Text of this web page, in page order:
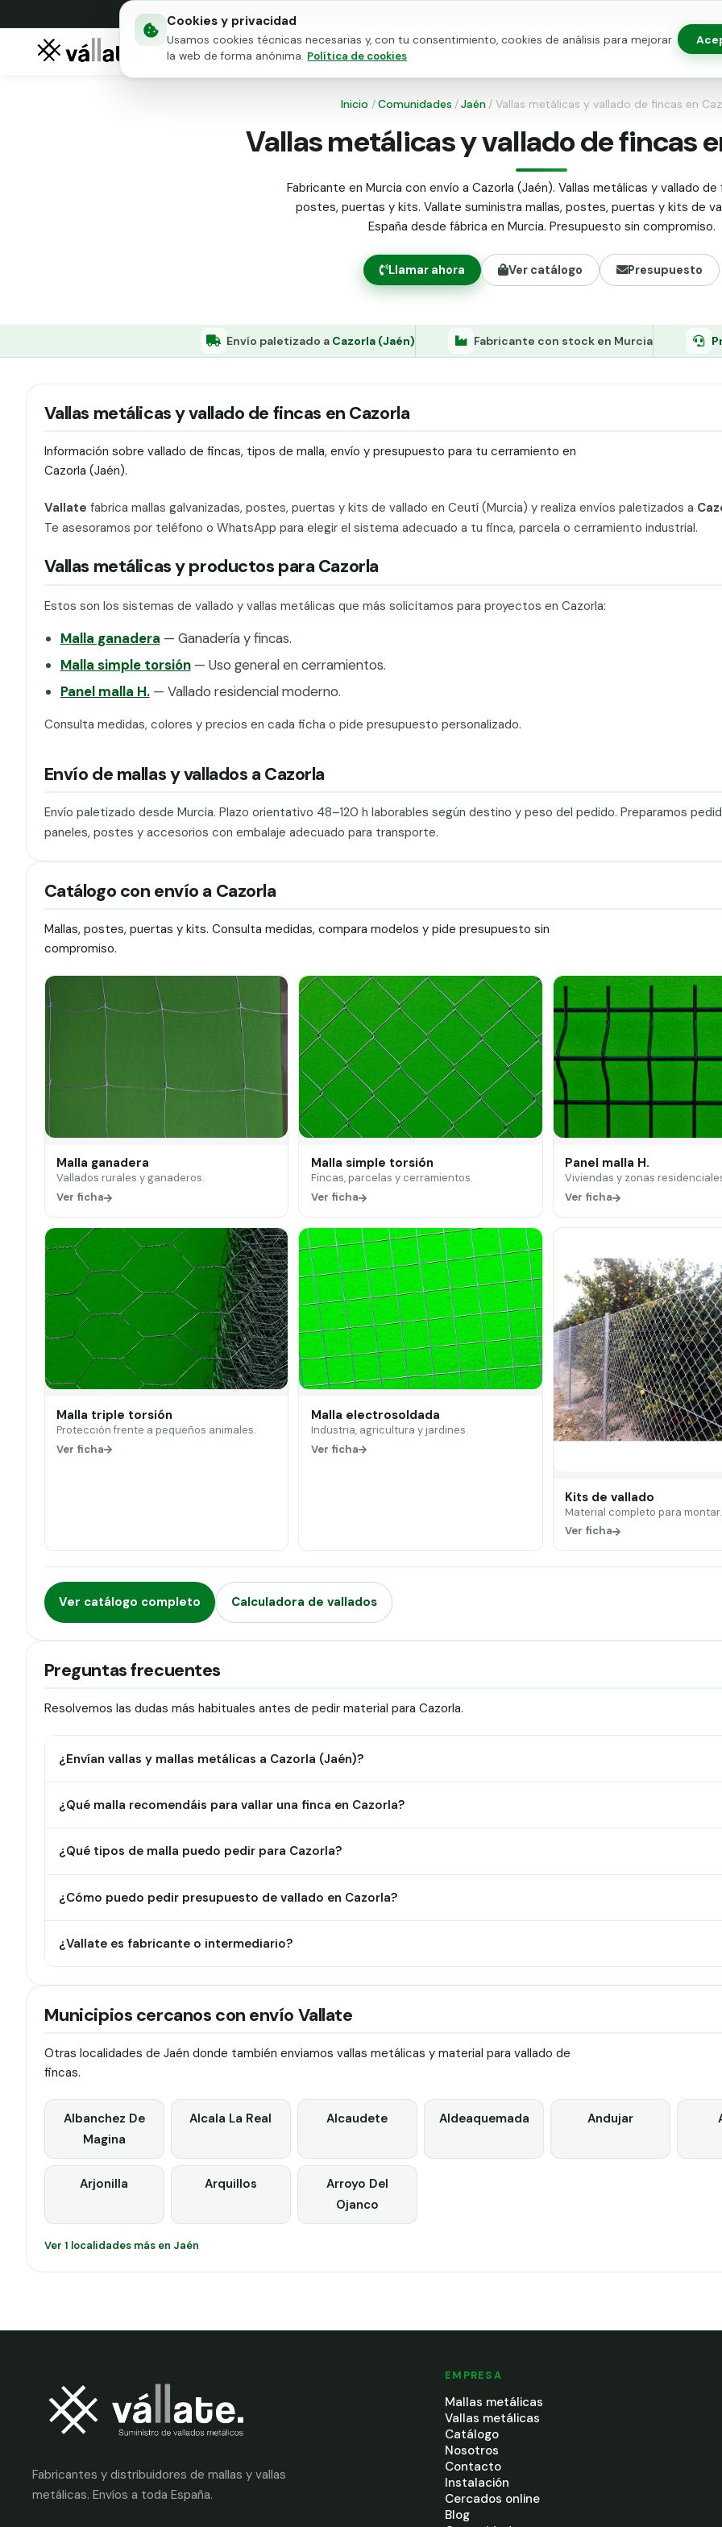
Cookies y privacidad
Usamos cookies técnicas necesarias y, con tu consentimiento, cookies de análisis para mejorar
la web de forma anónima. Política de cookies
Mallas metálicas
Puertas para vallado
Inicio /Comunidades /Jaén / Vallas metálicas y vallado de fincas en
Vallas metálicas y vallado de fincas
Fabricante en Murcia con envío a Cazorla (Jaén). Vallas metálicas y vallado de
postes, puertas y kits. Vallate suministra mallas, postes, puertas y kits de
España desde fábrica en Murcia. Presupuesto sin compromiso.
Llamar ahora Ver catálogo Presupuesto
Envío paletizado a Cazorla (Jaén) Fabricante con stock en Murcia
Vallas metálicas y vallado de fincas en Cazorla
Información sobre vallado de fincas, tipos de malla, envío y presupuesto para tu cerramiento en
Cazorla (Jaén).
Vallate fabrica mallas galvanizadas, postes, puertas y kits de vallado en Ceutí (Murcia) y realiza envíos paletizados a
Te asesoramos por teléfono o WhatsApp para elegir el sistema adecuado a tu finca, parcela o cerramiento industrial.
Vallas metálicas y productos para Cazorla
Estos son los sistemas de vallado y vallas metálicas que más solicitamos para proyectos en Cazorla:
Malla ganadera — Ganadería y fincas.
Malla simple torsión— Uso general en cerramientos.
Panel malla H.— Vallado residencial moderno.
Consulta medidas, colores y precios en cada ficha o pide presupuesto personalizado.
Envío de mallas y vallados a Cazorla
Envío paletizado desde Murcia. Plazo orientativo 48–120 h laborables según destino y peso del pedido. Preparamos
paneles, postes y accesorios con embalaje adecuado para transporte.
Catálogo con envío a Cazorla
Mallas, postes, puertas y kits. Consulta medidas, compara modelos y pide presupuesto sin
compromiso.
Malla ganadera
Vallados rurales y ganaderos.
Ver ficha
Malla simple torsión
Fincas, parcelas y cerramientos.
Ver ficha
Panel malla H.
Viviendas y zonas
Ver ficha
Malla triple torsión
Protección frente a pequeños animales.
Ver ficha
Malla electrosoldada
Industria, agricultura y jardines.
Ver ficha
Kits de vallado
Material completo para montar.
Ver ficha
Ver catálogo completo Calculadora de vallados
Preguntas frecuentes
Resolvemos las dudas más habituales antes de pedir material para Cazorla.
¿Envían vallas y mallas metálicas a Cazorla (Jaén)?
¿Qué malla recomendáis para vallar una finca en Cazorla?
¿Qué tipos de malla puedo pedir para Cazorla?
¿Cómo puedo pedir presupuesto de vallado en Cazorla?
¿Vallate es fabricante o intermediario?
Municipios cercanos con envío Vallate
Otras localidades de Jaén donde también enviamos vallas metálicas y material para vallado de
fincas.
Albanchez De
Magina
Alcala La Real Alcaudete Aldeaquemada Andujar
Arjonilla Arquillos
Arroyo Del
Ojanco
Ver 1 localidades más en Jaén
Fabricantes y distribuidores de mallas y vallas
metálicas. Envíos a toda España.
EMPRESA
Mallas metálicas
Vallas metálicas
Catálogo
Nosotros
Contacto
Instalación
Cercados online
Blog